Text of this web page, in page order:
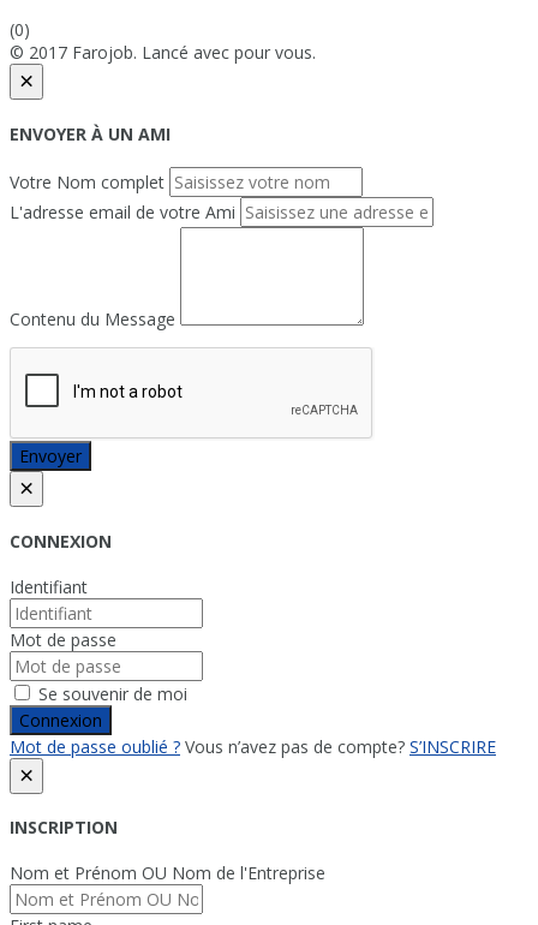
(0)
© 2017 Farojob. Lancé avec pour vous.
×
ENVOYER À UN AMI
Votre Nom complet
L'adresse email de votre Ami
Contenu du Message
Envoyer
×
CONNEXION
Identifiant
Mot de passe
Se souvenir de moi
Connexion
Mot de passe oublié ? Vous n’avez pas de compte? S’INSCRIRE
×
INSCRIPTION
Nom et Prénom OU Nom de l'Entreprise